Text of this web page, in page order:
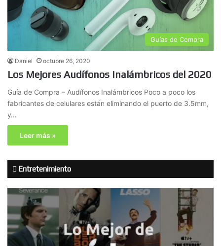
Guías de Compra
Daniel octubre 26, 2020
Los Mejores Audífonos Inalámbricos del 2020
Guía de Compra – Audífonos Inalámbricos Poco a poco los
fabricantes de celulares están eliminando el puerto de 3.5mm,
y…
Leer más »
Entretenimiento